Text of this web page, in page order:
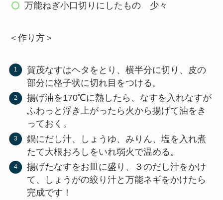
万能ねぎ小口切りにしたもの 少々
＜作り方＞
賀茂なすはヘタをとり、横半分に切り、皮の
部分に格子状に切れ目をつける。
揚げ油を170℃に熱したら、なすを入れなすが
ふわっと浮き上がったら火から揚げて油をき
っておく。
鍋にだし汁、しょうゆ、みりん、塩を入れ煮
たて大根おろしをいれ弱火で温める。
揚げたなすをお皿に盛り、３のだし汁をかけ
て、しょうがの絞り汁と万能ネギをかけたら
完成です！